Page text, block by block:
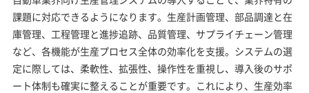
課題に対応できるようになります。生産計画管理、部品調達と在
庫管理、工程管理と進捗追跡、品質管理、サプライチェーン管理
など、各機能が生産プロセス全体の効率化を支援。システムの選
定に際しては、柔軟性、拡張性、操作性を重視し、導入後のサポ
ート体制も確実に整えることが重要です。これにより、生産効率